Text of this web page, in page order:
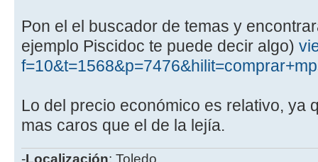
Pon el el buscador de temas y
ejemplo Piscidoc te puede decir algo)
Lo del precio económico es relativo, ya
mas caros que el de la lejía.
-Localización: Toledo